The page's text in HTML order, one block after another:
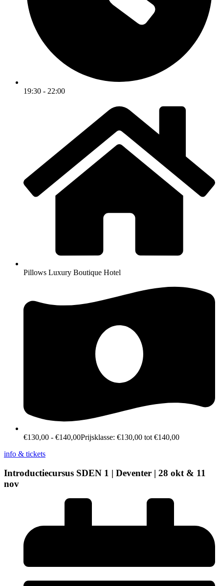
19:30 - 22:00
Pillows Luxury Boutique Hotel
€130,00 - €140,00Prijsklasse: €130,00 tot €140,00
info & tickets
Introductiecursus SDEN 1 | Deventer | 28 okt & 11
nov